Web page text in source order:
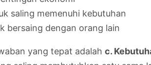
saling memenuhi kebutuhan
bersaing dengan orang lain
yang tepat adalah c.